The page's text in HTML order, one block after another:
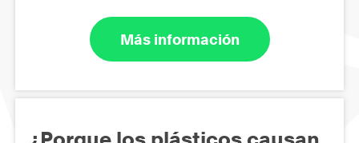
Más información